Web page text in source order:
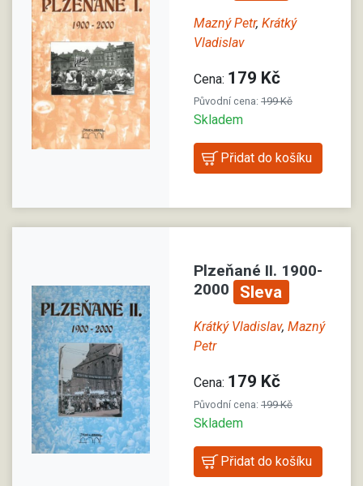
Mazný Petr, Krátký
Vladislav
Cena: 179 Kč
Původní cena: 199 Kč
Skladem
Plzeňané II. 1900-
2000
Sleva
Krátký Vladislav, Mazný
Petr
Cena: 179 Kč
Původní cena: 199 Kč
Skladem